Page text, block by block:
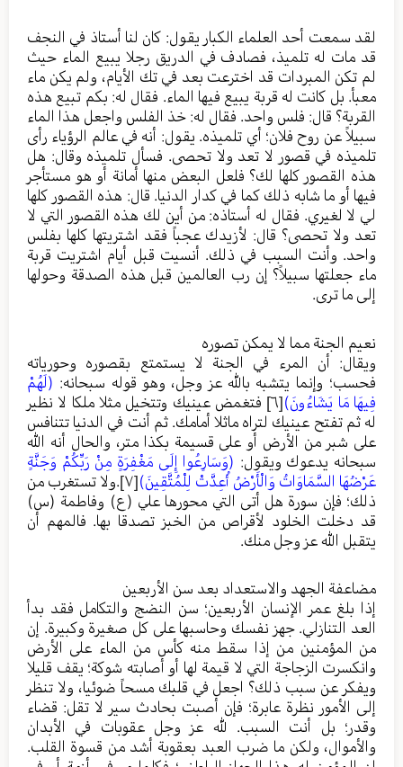
لقد سمعت أحد العلماء الكبار يقول: كان لنا أستاذ في النجف
قد مات له تلميذ، فصادف في الدريق رجلا يبيع الماء حيث
لم تكن المبردات قد اخترعت بعد في تك الأيام، ولم يكن ماء
معبأ. بل كانت له قربة يبيع فيها الماء. فقال له: بكم تبيع هذه
القربة؟ قال: فلس واحد. فقال له: خذ الفلس واجعل هذا الماء
سبيلاً عن روح فلان؛ أي تلميذه. يقول: أنه في عالم الرؤياء رأى
تلميذه في قصور لا تعد ولا تحصى. فسأل تلميذه وقال: هل
هذه القصور كلها لك؟ فلعل البعض منها أمانة أو هو مستأجر
فيها أو ما شابه ذلك كما في كدار الدنيا. قال: هذه القصور كلها
لي لا لغيري. فقال له أستاذه: من أين لك هذه القصور التي لا
تعد ولا تحصى؟ قال: لأزيدك عجباً فقد اشتريتها كلها بفلس
واحد. وأنت السبب في ذلك. أنسيت قبل أيام اشتريت قربة
ماء جعلتها سبيلاً؟ إن رب العالمين قبل هذه الصدقة وحولها
إلى ما ترى.
نعيم الجنة مما لا يمكن تصوره
ويقال: أن المرء في الجنة لا يستمتع بقصوره وحورياته
فحسب؛ وإنما يتشبه بالله عز وجل، وهو قوله سبحانه: (لَهُمْ
فِيهَا مَا يَشَاءُونَ)[٦]
فتغمض عينيك وتتخيل مثلا ملكا لا نظير
له ثم تفتح عينيك لتراه ماثلا أمامك. ثم أنت في الدنيا تتنافس
على شبر من الأرض أو على قسيمة بكذا متر، والحال أنه الله
سبحانه يدعوك ويقول: (وَسَارِعُوا إِلَى مَغْفِرَةٍ مِنْ رَبِّكُمْ وَجَنَّةٍ
عَرْضُهَا السَّمَاوَاتُ وَالْأَرْضُ أُعِدَّتْ لِلْمُتَّقِينَ)[٧]
.ولا تستغرب من
ذلك؛ فإن سورة هل أتى التي محورها علي (ع) وفاطمة (س)
قد دخلت الخلود لأقراص من الخبز تصدقا بها. فالمهم أن
يتقبل الله عز وجل منك.
مضاعفة الجهد والاستعداد بعد سن الأربعين
إذا بلغ عمر الإنسان الأربعين؛ سن النضج والتكامل فقد بدأ
العد التنازلي. جهز نفسك وحاسبها على كل صغيرة وكبيرة. إن
من المؤمنين من إذا سقط منه كأس من الماء على الأرض
وانكسرت الزجاجة التي لا قيمة لها أو أصابته شوكة؛ يقف قليلا
ويفكر عن سبب ذلك؟ اجعل في قلبك مسحاً ضوئيا، ولا تنظر
إلى الأمور نظرة عابرة؛ فإن أصبت بحادث سير لا تقل: قضاء
وقدر؛ بل أنت السبب. لله عز وجل عقوبات في الأبدان
والأموال، ولكن ما ضرب العبد بعقوبة أشد من قسوة القلب.